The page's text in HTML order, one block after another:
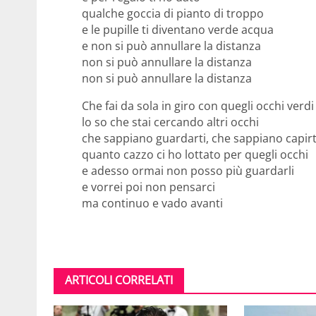
qualche goccia di pianto di troppo
e le pupille ti diventano verde acqua
e non si può annullare la distanza
non si può annullare la distanza
non si può annullare la distanza
Che fai da sola in giro con quegli occhi verdi
lo so che stai cercando altri occhi
che sappiano guardarti, che sappiano
quanto cazzo ci ho lottato per quegli occhi
e adesso ormai non posso più guardarli
e vorrei poi non pensarci
ma continuo e vado avanti
ARTICOLI CORRELATI